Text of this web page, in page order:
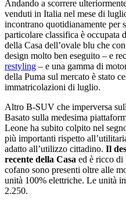
Andando a scorrere
venduti in Italia nel mese di
incontrano quotidianamente per
particolare classifica è occupata
della Casa dell’ovale blu che
design molto ben eseguito – e
restyling – e una gamma di
della Puma sul mercato è stato
immatricolazioni di luglio.
Altro B-SUV che imperversa
Basato sulla medesima
Leone ha subito colpito nel
più importanti rispetto
adatto all’utilizzo cittadino. Il
recente della Casa ed è ricco di
cofano sono presenti oltre alle
unità 100% elettriche. Le unità
2.250.